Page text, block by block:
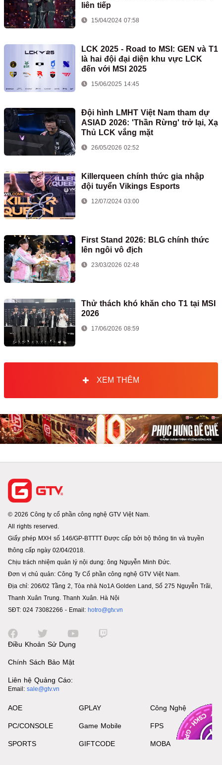
liên tiếp
15/04/2024 07:58
LCK 2025 - Road to MSI: GEN và T1
là hai đội đại diện khu vực LCK
đến với MSI 2025
15/06/2025 14:45
Đội hình LMHT Việt Nam tham dự
ASIAD 2026: 'Thần Rừng' trở lại, Xạ
Thủ LCK vắng mặt
26/05/2026 02:52
Killerqueen chính thức gia nhập
đội tuyển Vikings Esports
12/07/2024 03:00
First Stand 2026: BLG chính thức
lên ngôi vô địch
23/03/2026 02:48
Thử thách khó khăn cho T1 tại MSI
2026
17/06/2026 08:59
XEM THÊM
© 2026 Công ty cổ phần công nghệ GTV Việt Nam.
All rights reserved.
Giấy phép MXH số 146/GP-BTTTT Được cấp bởi bộ thông tin và truyền
thông cấp ngày 02/04/2018.
Chịu trách nhiệm quản lý nội dung: ông Nguyễn Minh Đức.
Đơn vị chủ quản: Công Ty Cổ phần công nghệ GTV Việt Nam.
Địa chỉ: 206/02 Tầng 2, Tòa nhà No1A Golden Land, Số 275 Nguyễn Trãi,
Thanh Xuân Trung. Thanh Xuân. Hà Nội
SĐT: 024 73082266 - Email: hotro@gtv.vn
Điều Khoản Sử Dụng
Chính Sách Bảo Mật
Liên hệ Quảng Cáo:
Email: sale@gtv.vn
AOE
PC/CONSOLE
SPORTS
GPLAY
Game Mobile
GIFTCODE
Công Nghệ
FPS
MOBA